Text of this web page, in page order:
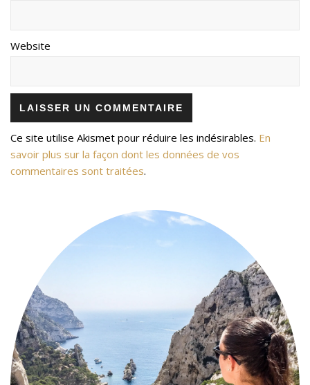
Website
Ce site utilise Akismet pour réduire les indésirables. En
savoir plus sur la façon dont les données de vos
commentaires sont traitées.